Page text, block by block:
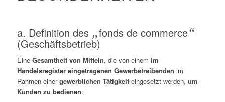
a. Definition des „fonds de commerce“
(Geschäftsbetrieb)
Eine Gesamtheit von Mitteln, die von einem im
Handelsregister eingetragenen Gewerbetreibenden im
Rahmen einergewerblichen Tätigkeiteingesetzt werden, um
Kunden zu bedienen: